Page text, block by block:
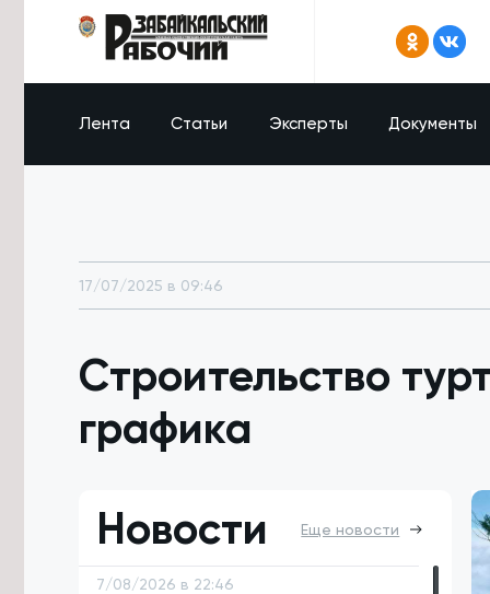
Лента Статьи Эксперты Документы
17/07/2025 в 09:46
Строительство
графика
Новости
Еще новости
7/08/2026 в 22:46